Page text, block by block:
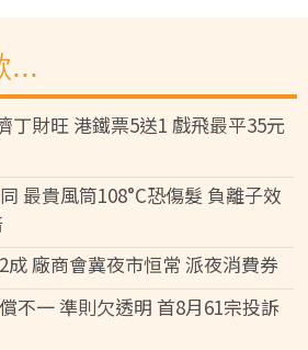
...
丁財旺 港鐵票5送1 戲飛最平35元
最貴風筒108°C恐傷髮 負離子效
廠商會冀夜市恒常 派夜消費券
不一 準則欠透明 首8月61宗投訴